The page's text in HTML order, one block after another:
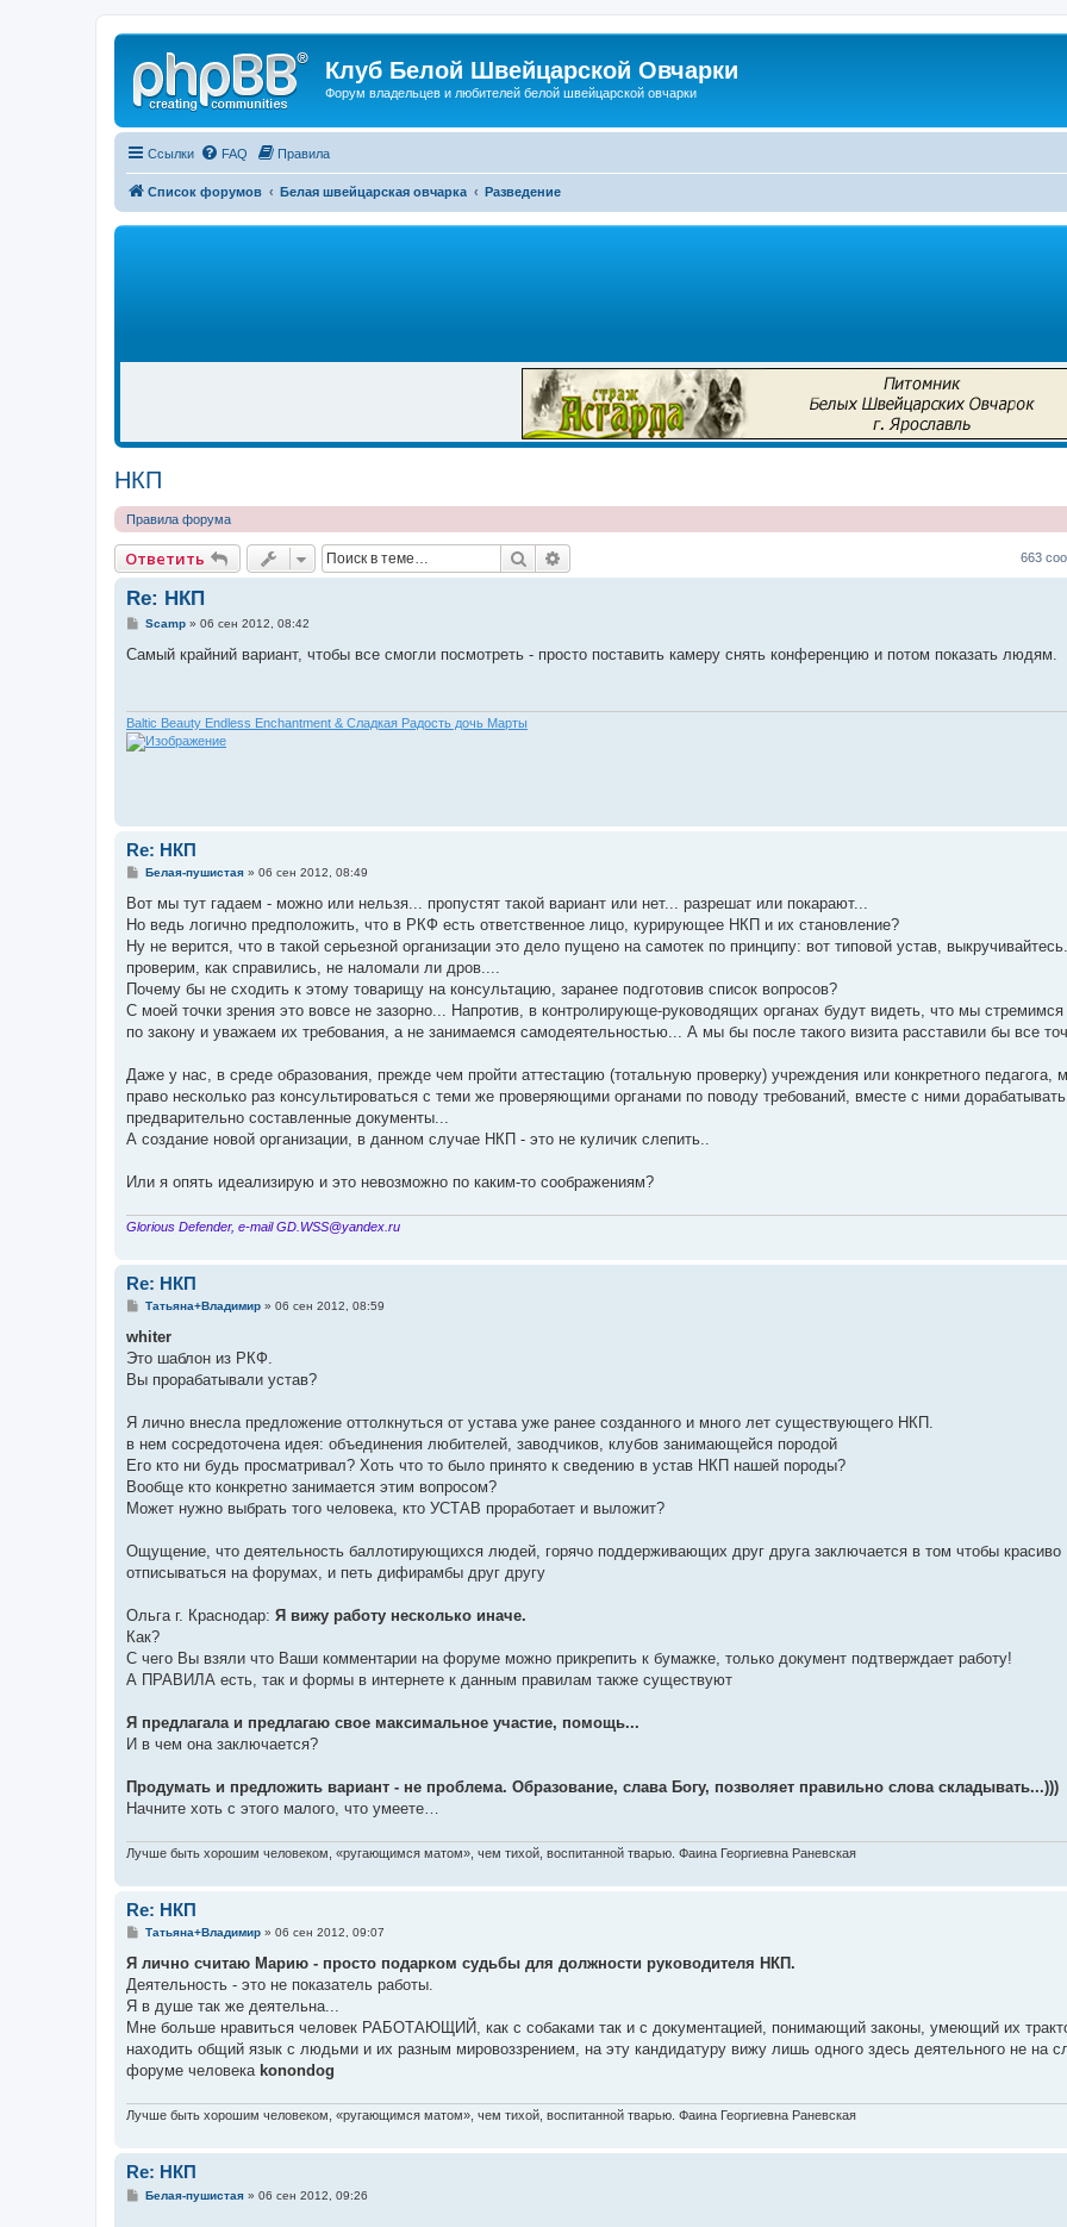
Клуб Белой Швейцарской Овчарки
Форум владельцев и любителей белой швейцарской овчарки
Ссылки FAQ Правила
Список форумов Белая швейцарская овчарка Разведение
НКП
Правила форума
Ответить Поиск 663
Re: НКП
С
о
и
е
Scamp» 06 сен 2012, 08:42
Самый крайний вариант, чтобы все смогли посмотреть - просто поставить камеру снять конференцию и потом показать людям.
Baltic Beauty Endless Enchantment & Сладкая Радость дочь Марты
Re: НКП
С
о
щ
е
н
и
е
Белая-пушистая» 06 сен 2012, 08:49
Вот мы тут гадаем - можно или нельзя... пропустят такой вариант или нет... разрешат или покарают...
Но ведь логично предположить, что в РКФ есть ответственное лицо, курирующее НКП и их становление?
Ну не верится, что в такой серьезной организации это дело пущено на самотек по принципу: вот типовой устав,
проверим, как справились, не наломали ли дров....
Почему бы не сходить к этому товарищу на консультацию, заранее подготовив список вопросов?
С моей точки зрения это вовсе не зазорно... Напротив, в контролирующе-руководящих органах будут видеть, что мы
по закону и уважаем их требования, а не занимаемся самодеятельностью... А мы бы после такого визита расставили бы все
Даже у нас, в среде образования, прежде чем пройти аттестацию (тотальную проверку) учреждения или конкретного педагога,
право несколько раз консультироваться с теми же проверяющими органами по поводу требований, вместе с ними дорабатывать
предварительно составленные документы...
А создание новой организации, в данном случае НКП - это не куличик слепить..
Или я опять идеализирую и это невозможно по каким-то соображениям?
Glorious Defender, e-mail GD.WSS@yandex.ru
Re: НКП
С
о
щ
е
е
Тaтьянa+Влaдимиp» 06 сен 2012, 08:59
whiter
Это шаблон из РКФ.
Вы прорабатывали устав?
Я лично внесла предложение оттолкнуться от устава уже ранее созданного и много лет существующего НКП.
в нем сосредоточена идея: объединения любителей, заводчиков, клубов занимающейся породой
Его кто ни будь просматривал? Хоть что то было принято к сведению в устав НКП нашей породы?
Вообще кто конкретно занимается этим вопросом?
Может нужно выбрать того человека, кто УСТАВ проработает и выложит?
Ощущение, что деятельность баллотирующихся людей, горячо поддерживающих друг друга заключается в том чтобы красиво
отписываться на форумах, и петь дифирамбы друг другу
Ольга г. Краснодар: Я вижу работу несколько иначе.
Как?
С чего Вы взяли что Ваши комментарии на форуме можно прикрепить к бумажке, только документ подтверждает работу!
А ПРАВИЛА есть, так и формы в интернете к данным правилам также существуют
Я предлагала и предлагаю свое максимальное участие, помощь...
И в чем она заключается?
Продумать и предложить вариант - не проблема. Образование, слава Богу, позволяет правильно слова складывать...)))
Начните хоть с этого малого, что умеете…
Лучше быть хорошим человеком, «ругающимся матом», чем тихой, воспитанной тварью. Фаина Георгиевна Раневская
Re: НКП
С
о
щ
е
и
е
Тaтьянa+Влaдимиp» 06 сен 2012, 09:07
Я лично считаю Марию - просто подарком судьбы для должности руководителя НКП.
Деятельность - это не показатель работы.
Я в душе так же деятельна...
Мне больше нравиться человек РАБОТАЮЩИЙ, как с собаками так и с документацией, понимающий законы, умеющий их
находить общий язык с людьми и их разным мировоззрением, на эту кандидатуру вижу лишь одного здесь деятельного не на
форуме человека konondog
Лучше быть хорошим человеком, «ругающимся матом», чем тихой, воспитанной тварью. Фаина Георгиевна Раневская
Re: НКП
СБелая-пушистая» 06 сен 2012, 09:26